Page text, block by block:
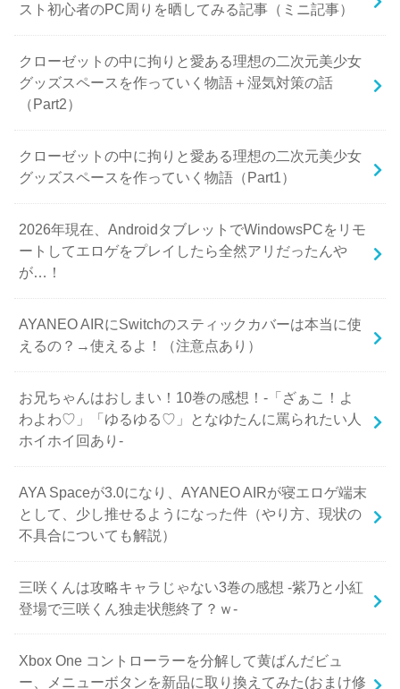
スト初心者のPC周りを晒してみる記事（ミニ記事）
クローゼットの中に拘りと愛ある理想の二次元美少女
グッズスペースを作っていく物語＋湿気対策の話
（Part2）
クローゼットの中に拘りと愛ある理想の二次元美少女
グッズスペースを作っていく物語（Part1）
2026年現在、AndroidタブレットでWindowsPCをリモ
ートしてエロゲをプレイしたら全然アリだったんや
が…！
AYANEO AIRにSwitchのスティックカバーは本当に使
えるの？→使えるよ！（注意点あり）
お兄ちゃんはおしまい！10巻の感想！-「ざぁこ！よ
わよわ♡」「ゆるゆる♡」となゆたんに罵られたい人
ホイホイ回あり-
AYA Spaceが3.0になり、AYANEO AIRが寝エロゲ端末
として、少し推せるようになった件（やり方、現状の
不具合についても解説）
三咲くんは攻略キャラじゃない3巻の感想 -紫乃と小紅
登場で三咲くん独走状態終了？ｗ-
Xbox One コントローラーを分解して黄ばんだビュ
ー、メニューボタンを新品に取り換えてみた(おまけ修